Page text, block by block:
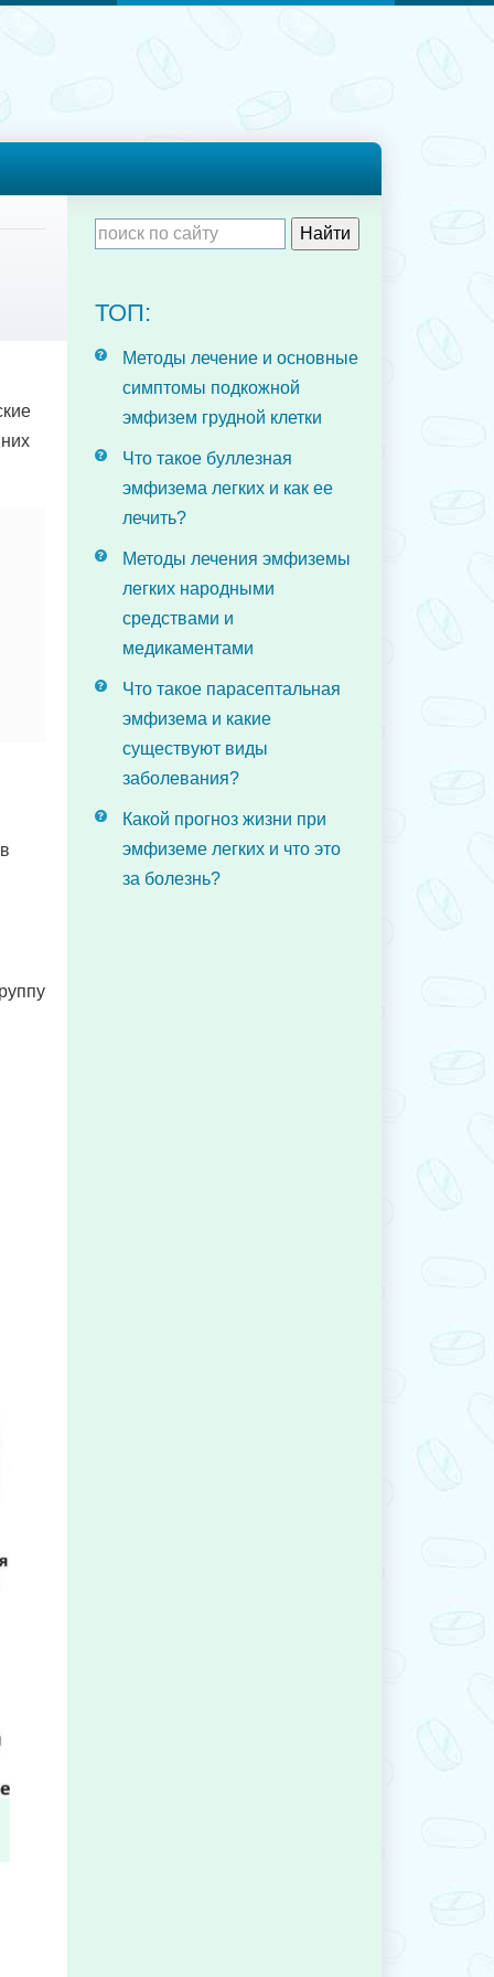
ТОП:
Методы лечение и основные
симптомы подкожной
эмфизем грудной клетки
Что такое буллезная
эмфизема легких и как ее
лечить?
Методы лечения эмфиземы
легких народными
средствами и
медикаментами
Что такое парасептальная
эмфизема и какие
существуют виды
заболевания?
Какой прогноз жизни при
эмфиземе легких и что это
за болезнь?